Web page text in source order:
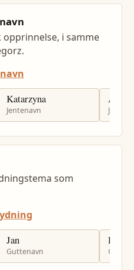
i samme
Katarzyna
Jentenavn
som
Jan
Guttenavn
Per